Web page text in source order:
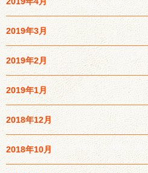
2019年3月
2019年2月
2019年1月
2018年12月
2018年10月